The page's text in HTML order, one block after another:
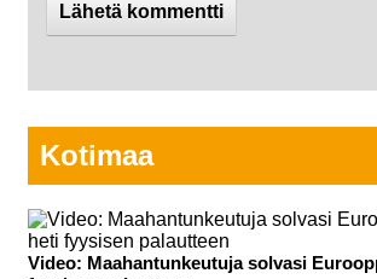
Kotimaa
Video: Maahantunkeutuja solvasi